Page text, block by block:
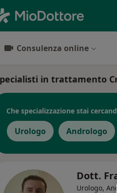
Consulenza online
in trattamento
Che specializzazione stai
Urologo Andrologo
Dott.
Urologo,